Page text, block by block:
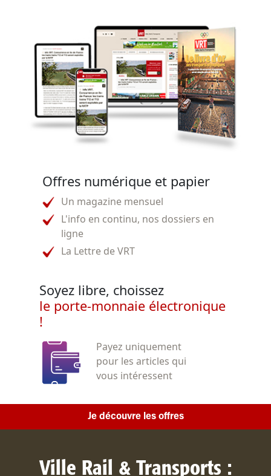
Offres numérique et papier
Un magazine mensuel
L'info en continu, nos dossiers en
ligne
La Lettre de VRT
Soyez libre, choissez
le porte-monnaie électronique
!
Payez uniquement
pour les articles qui
vous intéressent
Je découvre les offres
Ville Rail & Transports :